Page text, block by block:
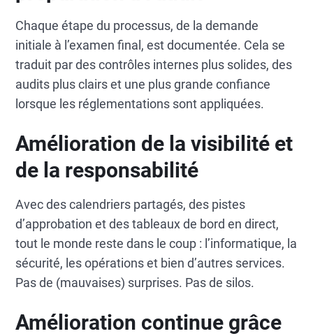
Chaque étape du processus, de la demande
initiale à l’examen final, est documentée. Cela se
traduit par des contrôles internes plus solides, des
audits plus clairs et une plus grande confiance
lorsque les réglementations sont appliquées.
Amélioration de la visibilité et
de la responsabilité
Avec des calendriers partagés, des pistes
d’approbation et des tableaux de bord en direct,
tout le monde reste dans le coup : l’informatique, la
sécurité, les opérations et bien d’autres services.
Pas de (mauvaises) surprises. Pas de silos.
Amélioration continue grâce